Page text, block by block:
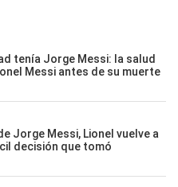
tenía Jorge Messi: la salud
Messi antes de su muerte
Jorge Messi, Lionel vuelve a
decisión que tomó